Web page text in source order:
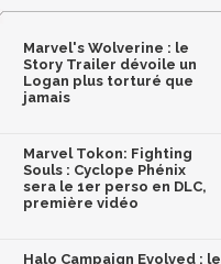
Marvel's Wolverine : le
Story Trailer dévoile un
Logan plus torturé que
jamais
Marvel Tokon: Fighting
Souls : Cyclope Phénix
sera le 1er perso en DLC,
première vidéo
Halo Campaign Evolved : le